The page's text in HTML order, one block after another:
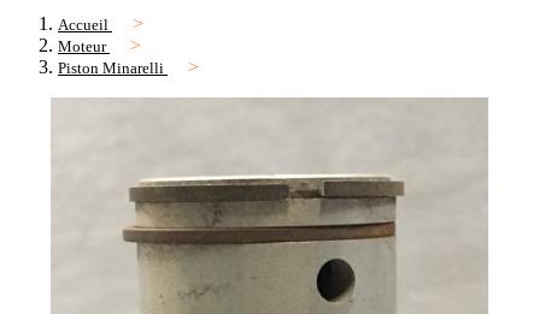
Accueil
Moteur
Piston Minarelli